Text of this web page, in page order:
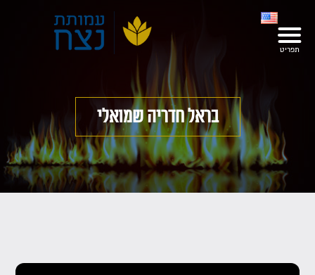
בראל חדריה שמואלי